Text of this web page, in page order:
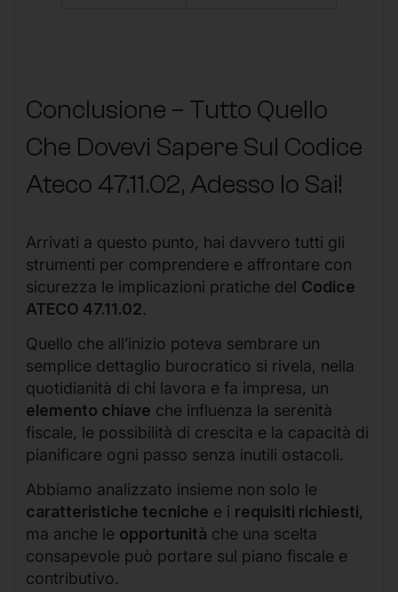
Conclusione – Tutto Quello
Che Dovevi Sapere Sul Codice
Ateco 47.11.02, Adesso lo Sai!
Arrivati a questo punto, hai davvero tutti gli
strumenti per comprendere e affrontare con
sicurezza le implicazioni pratiche del Codice
ATECO 47.11.02.
Quello che all’inizio poteva sembrare un
semplice dettaglio burocratico si rivela, nella
quotidianità di chi lavora e fa impresa, un
elemento chiave che influenza la serenità
fiscale, le possibilità di crescita e la capacità di
pianificare ogni passo senza inutili ostacoli.
Abbiamo analizzato insieme non solo le
caratteristiche tecniche e i requisiti richiesti,
ma anche le opportunità che una scelta
consapevole può portare sul piano fiscale e
contributivo.